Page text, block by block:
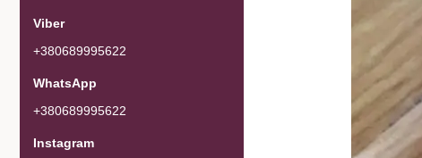
+380689995622
+380689995622
Instagram